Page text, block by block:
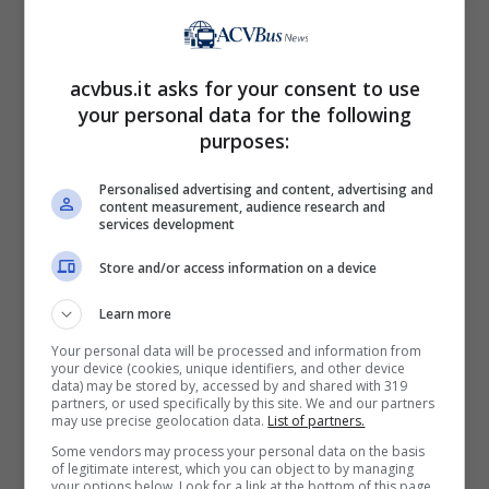
interpretato come unsegno divino
per la popolazione della zona. Oggi siamo
all’interno del suggestivo Tianmen Mountain
per i suoi paesaggi mozzafiato.
I 999 scalini della Porta del
Paradiso
Si arriva a questo arco naturale affrontando
unalunga scalinatacomposta da 999
gradini,non un numero a caso, ma nella
acvbus.it asks for your consent to use
your personal data for the following
purposes:
Personalised advertising and content, advertising and
content measurement, audience research and
services development
Store and/or access information on a device
Learn more
Your personal data will be processed and information from
your device (cookies, unique identifiers, and other device
data) may be stored by, accessed by and shared with 319
partners, or used specifically by this site. We and our partners
may use precise geolocation data. List of partners.
Some vendors may process your personal data on the basis
of legitimate interest, which you can object to by managing